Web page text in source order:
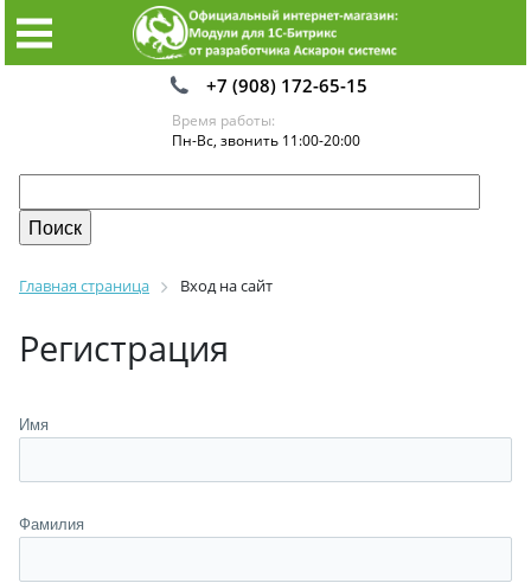
+7 (908) 172-65-15
Время работы:
Пн-Вс, звонить 11:00-20:00
Главная страница Вход на сайт
Регистрация
Имя
Фамилия